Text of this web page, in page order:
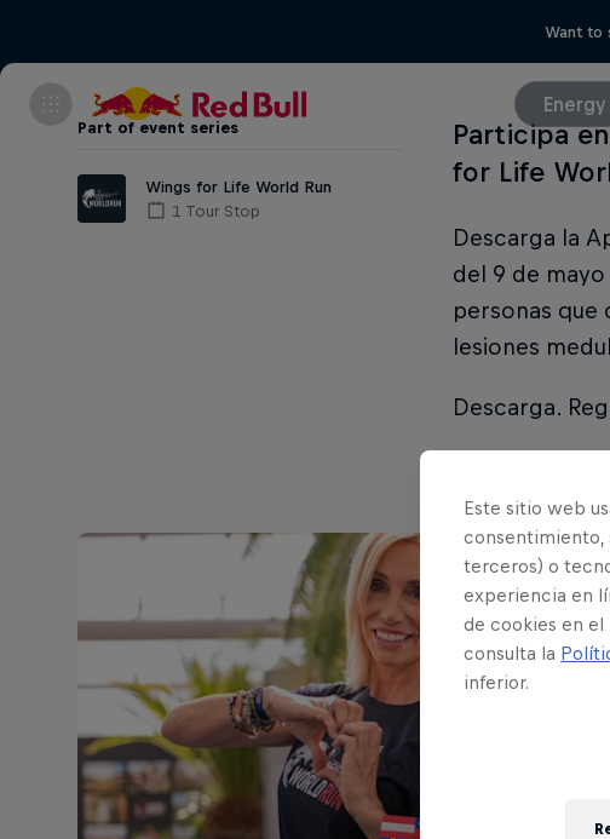
Want to
Part of event series
Wings for Life World Run
1 Tour Stop
Participa
for Life
Descarga la
del 9 de
personas que
lesiones
Descarga.
Este sitio web
consentimiento,
terceros) o
experiencia en
de cookies en el
consulta la
inferior.